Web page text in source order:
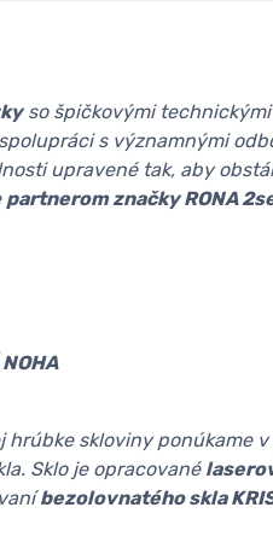
so špičkovými
s významnými
upravené tak, aby
partnerom značky RONA
hrúbke skloviny ponúkame
Sklo je opracované
bezolovnatého skla